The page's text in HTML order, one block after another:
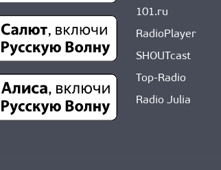
101.ru
RadioPlayer
SHOUTcast
Top-Radio
Radio Julia